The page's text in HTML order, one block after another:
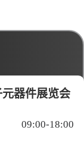
器件展览会
09:00-18:00